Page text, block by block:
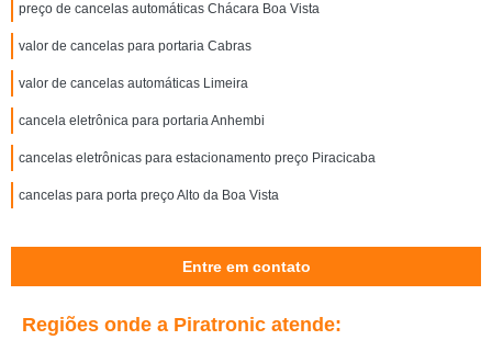
preço de cancelas automáticas Chácara Boa Vista
valor de cancelas para portaria Cabras
valor de cancelas automáticas Limeira
cancela eletrônica para portaria Anhembi
cancelas eletrônicas para estacionamento preço Piracicaba
cancelas para porta preço Alto da Boa Vista
Entre em contato
Regiões onde a Piratronic atende: